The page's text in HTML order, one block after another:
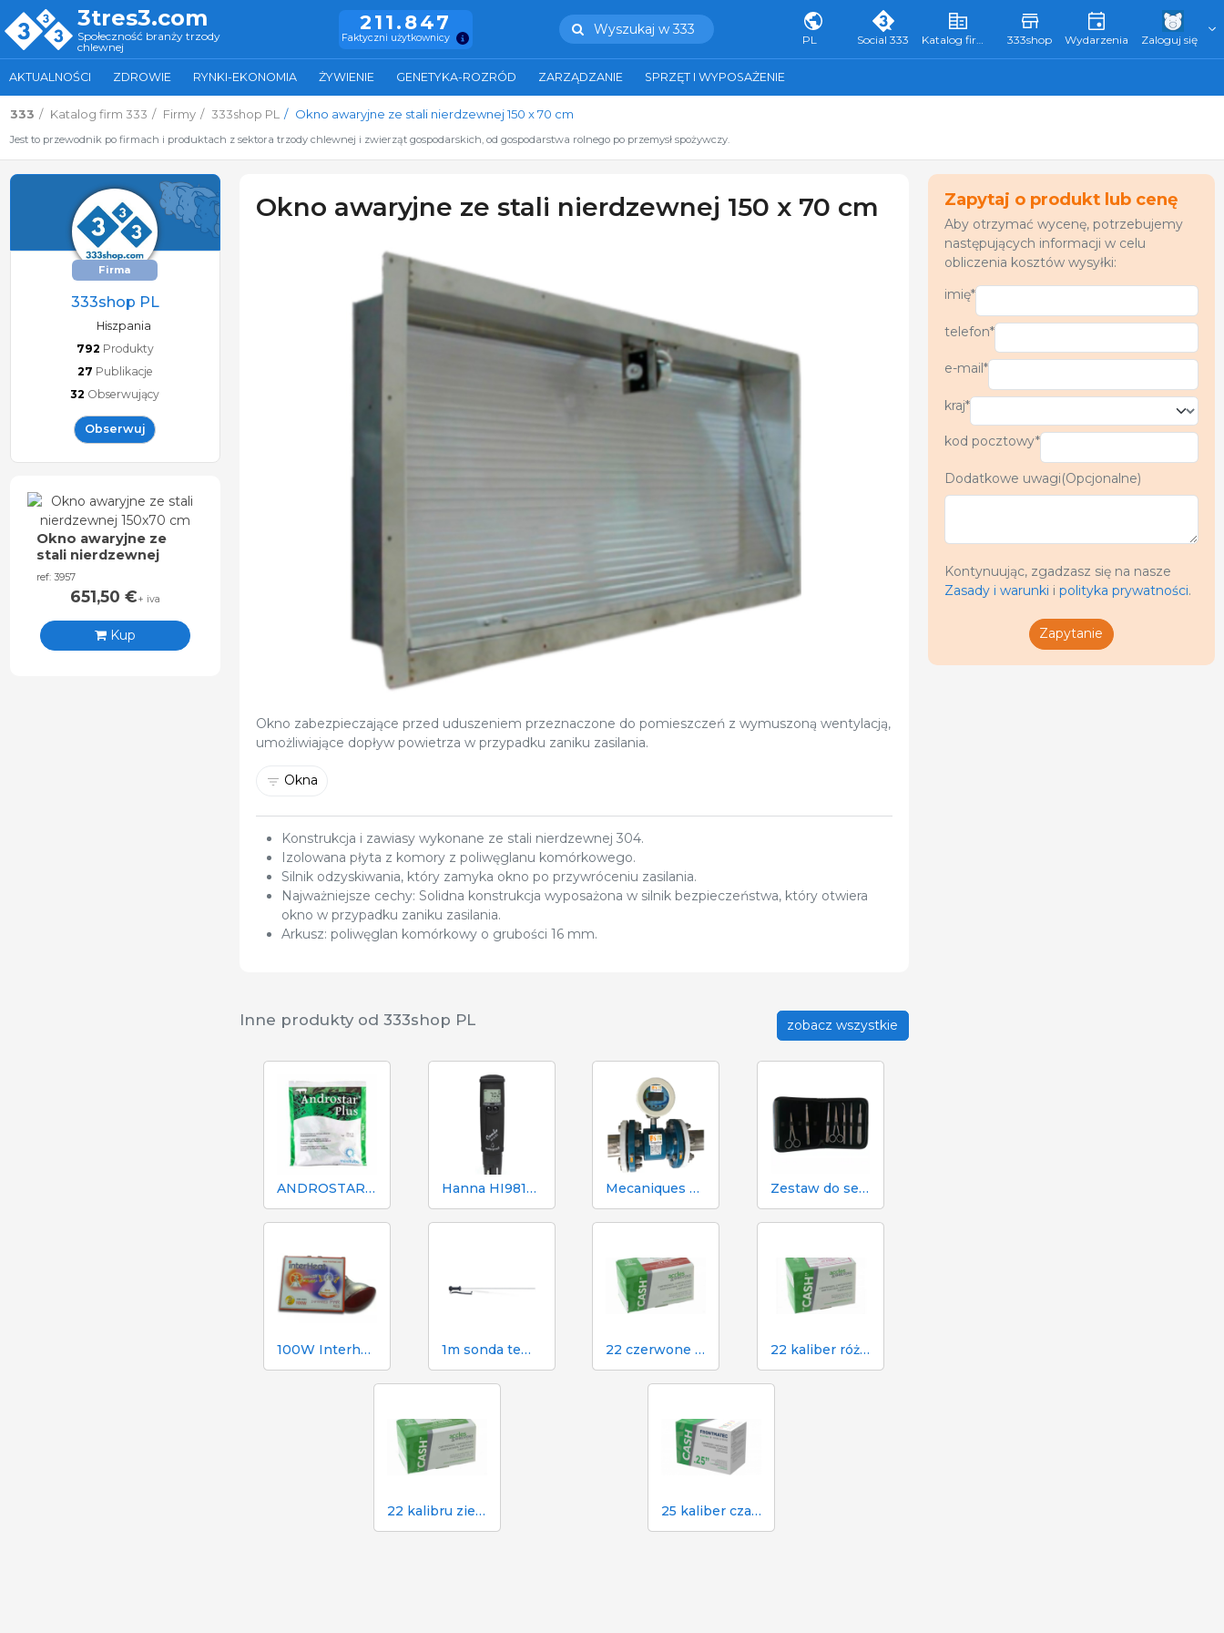
3tres3.com
Społeczność branży trzody
chlewnej
211.847
Faktyczni użytkownicy
Wyszukaj w 333
PL Social 333 Katalog firm 333 333shop Wydarzenia Zaloguj się
AKTUALNOŚCI ZDROWIE RYNKI-EKONOMIA ŻYWIENIE GENETYKA-ROZRÓD ZARZĄDZANIE SPRZĘT I WYPOSAŻENIE
333 Katalog firm 333 Firmy 333shop PL Okno awaryjne ze stali nierdzewnej 150 x 70 cm
Jest to przewodnik po firmach i produktach z sektora trzody chlewnej i zwierząt gospodarskich, od gospodarstwa rolnego po przemysł spożywczy.
Firma
333shop PL
Hiszpania
792 Produkty
27 Publikacje
32 Obserwujący
Obserwuj
Okno awaryjne ze
stali nierdzewnej
150x70 cm
ref: 3957
651,50 €+ iva
Kup
Okno awaryjne ze stali nierdzewnej 150 x 70 cm
Okno zabezpieczające przed uduszeniem przeznaczone do pomieszczeń z wymuszoną wentylacją,
umożliwiające dopływ powietrza w przypadku zaniku zasilania.
Okna
Konstrukcja i zawiasy wykonane ze stali nierdzewnej 304.
Izolowana płyta z komory z poliwęglanu komórkowego.
Silnik odzyskiwania, który zamyka okno po przywróceniu zasilania.
Najważniejsze cechy: Solidna konstrukcja wyposażona w silnik bezpieczeństwa, który otwiera
okno w przypadku zaniku zasilania.
Arkusz: poliwęglan komórkowy o grubości 16 mm.
zobacz wszystkie
Inne produkty od 333shop PL
ANDROSTAR PLUS 47 g / 100 L - Długotrwały środek wydłużający nasienie Hanna HI98130 pH, EC, TDS i tester temperatury Mecaniques Segalés DN150 Licznik objętości i azotu Zestaw do sekcji zwłok i sekcji zwłok 333 - 7 narzędzi
100W Interheat Red PAR Bulb 2 szt. 1m sonda temperatury Dramińskiego do higrometru TGPRO 22 czerwone naboje do paralizatora gotówkowego w rzeźni 22 kaliber różowy nabój do paralizatora gotówkowego w rzeźni
22 kalibru zielone naboje do paralizatora gotówkowego w rzeźni 25 kaliber czarny nabój do paralizatora gotówkowego w rzeźni
Zapytaj o produkt lub cenę
Aby otrzymać wycenę, potrzebujemy
następujących informacji w celu
obliczenia kosztów wysyłki:
imię*
telefon*
e-mail*
kraj*
kod pocztowy*
Dodatkowe uwagi(Opcjonalne)
Kontynuując, zgadzasz się na nasze
Zasady i warunki i polityka prywatności.
Zapytanie